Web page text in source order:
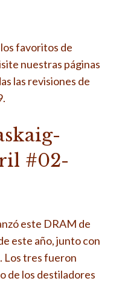
favoritos de
nuestras páginas
las revisiones de
#02-
este DRAM de
este año, junto con
Los tres fueron
de los destiladores